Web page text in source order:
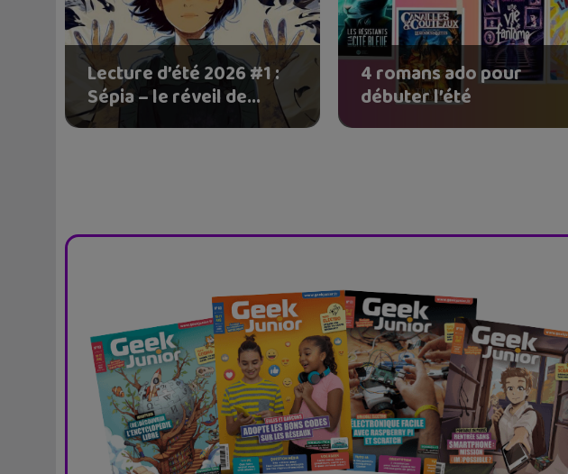
Lecture d’été 2026 #1 :
Sépia – le réveil de...
4 romans ado pour
débuter l’été